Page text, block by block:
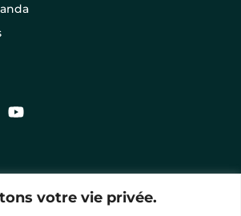
votre vie privée.
une carte cadeau